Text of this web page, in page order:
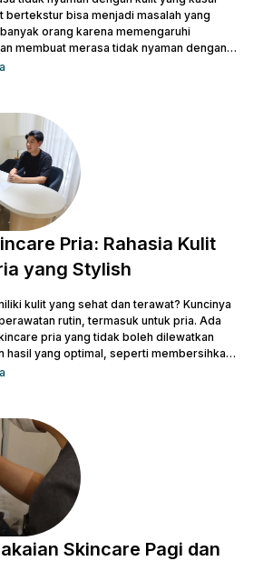
bertekstur bisa menjadi masalah yang
orang karena memengaruhi
membuat merasa tidak nyaman dengan
jangan khawatir, ada berbagai cara
cara menghilangkan kulit
langkah perawatan yang
Dari penggunaan produk yang sesuai
Pria: Rahasia Kulit
yang Stylish
kulit yang sehat dan terawat? Kuncinya
rutin, termasuk untuk pria. Ada
pria yang tidak boleh dilewatkan
hasil yang optimal, seperti membersihkan
wash, menggunakan toner, dan langkah-
perawatan kulit wajah menjadi hal yang
terhindar dari jerawat dan kulit tampak
Skincare Pagi dan